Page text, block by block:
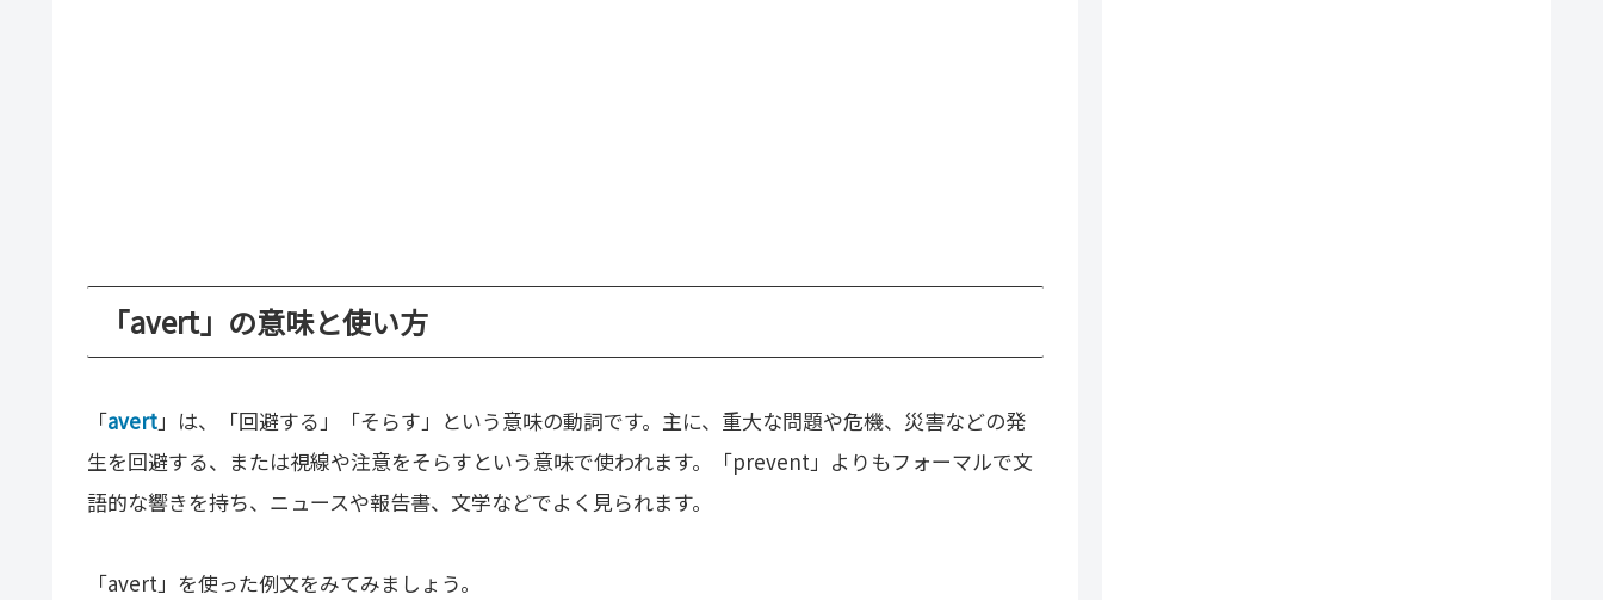
「avert」の意味と使い方
「avert」は、「回避する」「そらす」という意味の動詞です。主に、重大な問題や危機、災害などの発
生を回避する、または視線や注意をそらすという意味で使われます。「prevent」よりもフォーマルで文
語的な響きを持ち、ニュースや報告書、文学などでよく見られます。
「avert」を使った例文をみてみましょう。